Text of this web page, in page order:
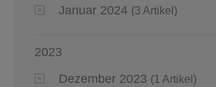
Januar 2024 (3 Artikel)
2023
Dezember 2023 (1 Artikel)